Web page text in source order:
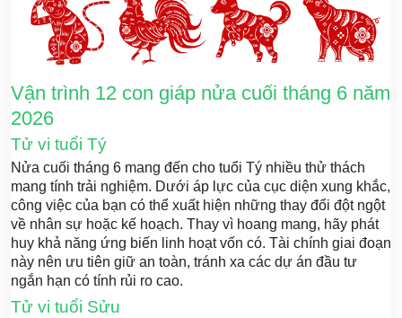
Vận trình 12 con giáp nửa cuối tháng 6 năm
2026
Tử vi tuổi Tý
Nửa cuối tháng 6 mang đến cho tuổi Tý nhiều thử thách
mang tính trải nghiệm. Dưới áp lực của cục diện xung khắc,
công việc của bạn có thể xuất hiện những thay đổi đột ngột
về nhân sự hoặc kế hoạch. Thay vì hoang mang, hãy phát
huy khả năng ứng biến linh hoạt vốn có. Tài chính giai đoạn
này nên ưu tiên giữ an toàn, tránh xa các dự án đầu tư
ngắn hạn có tính rủi ro cao.
Tử vi tuổi Sửu